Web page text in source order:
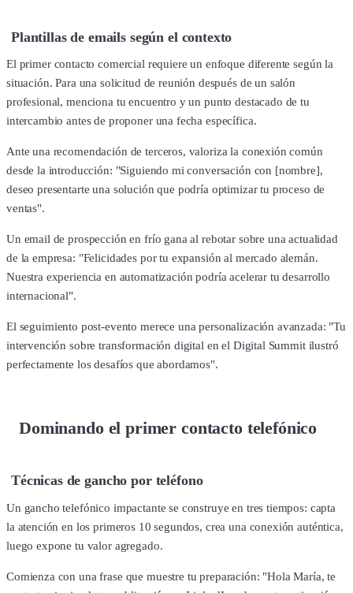
Plantillas de emails según el contexto
El primer contacto comercial requiere un enfoque diferente según la
situación. Para una solicitud de reunión después de un salón
profesional, menciona tu encuentro y un punto destacado de tu
intercambio antes de proponer una fecha específica.
Ante una recomendación de terceros, valoriza la conexión común
desde la introducción: "Siguiendo mi conversación con [nombre],
deseo presentarte una solución que podría optimizar tu proceso de
ventas".
Un email de prospección en frío gana al rebotar sobre una actualidad
de la empresa: "Felicidades por tu expansión al mercado alemán.
Nuestra experiencia en automatización podría acelerar tu desarrollo
internacional".
El seguimiento post-evento merece una personalización avanzada: "Tu
intervención sobre transformación digital en el Digital Summit ilustró
perfectamente los desafíos que abordamos".
Dominando el primer contacto telefónico
Técnicas de gancho por teléfono
Un gancho telefónico impactante se construye en tres tiempos: capta
la atención en los primeros 10 segundos, crea una conexión auténtica,
luego expone tu valor agregado.
Comienza con una frase que muestre tu preparación: "Hola María, te